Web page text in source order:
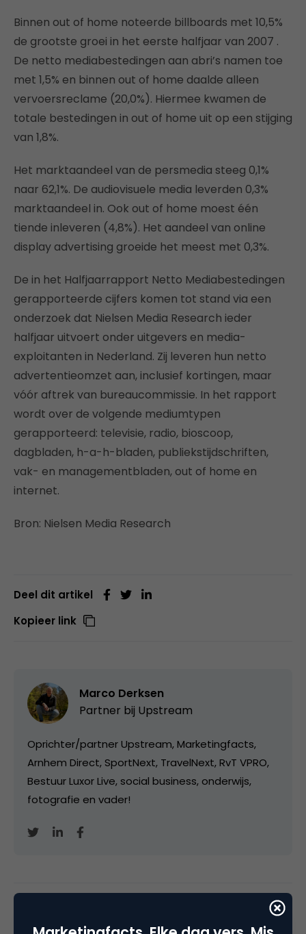
Binnen out of home noteerde billboards met 10,5%
de grootste groei in het eerste halfjaar van 2007 .
De netto mediabestedingen aan abri’s namen toe
met 1,5% en binnen out of home daalde alleen
vervoersreclame (20,0%). Hiermee kwamen de
totale bestedingen in out of home uit op een stijging
van 1,8%.
Het marktaandeel van de persmedia steeg 0,1%
naar 62,1%. De audiovisuele media leverden 0,3%
marktaandeel in. Ook out of home moest één
tiende inleveren (4,8%). Het aandeel van online
display advertising groeide het meest met 0,3%.
De in het Halfjaarrapport Netto Mediabestedingen
gerapporteerde cijfers komen tot stand via een
onderzoek dat Nielsen Media Research ieder
halfjaar uitvoert onder uitgevers en media-
exploitanten in Nederland. Zij leveren hun netto
advertentieomzet aan, inclusief kortingen, maar
vóór aftrek van bureaucommissie. In het rapport
wordt over de volgende mediumtypen
gerapporteerd: televisie, radio, bioscoop,
dagbladen, h-a-h-bladen, publiekstijdschriften,
vak- en managementbladen, out of home en
internet.
Bron: Nielsen Media Research
Deel dit artikel
Kopieer link
Marco Derksen
Partner bij Upstream
Oprichter/partner Upstream, Marketingfacts,
Arnhem Direct, SportNext, TravelNext, RvT VPRO,
Bestuur Luxor Live, social business, onderwijs,
fotografie en vader!
Advertising